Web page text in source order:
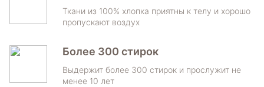
Ткани из 100% хлопка приятны к телу и хорошо
пропускают воздух
Более 300 стирок
Выдержит более 300 стирок и прослужит не
менее 10 лет